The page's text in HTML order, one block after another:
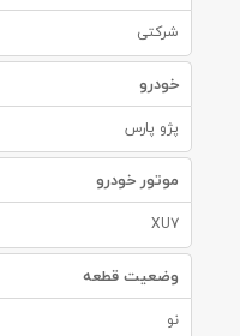
شرکتی
خودرو
پژو پارس
موتور خودرو
XU7
وضعیت قطعه
نو